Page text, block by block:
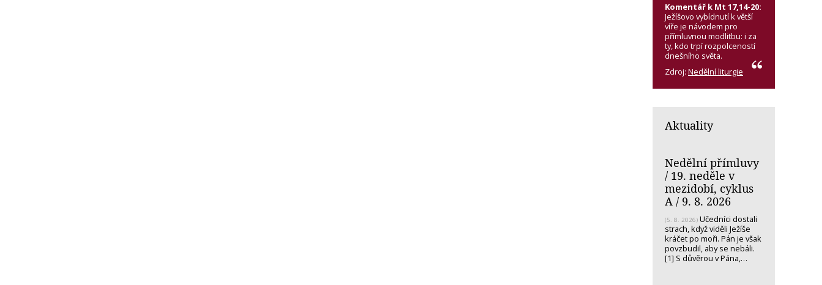
Komentář k Mt 17,14-20:
Ježíšovo vybídnutí k větší
víře je návodem pro
přímluvnou modlitbu: i za
ty, kdo trpí rozpolceností
dnešního světa.
Zdroj: Nedělní liturgie
Aktuality
Nedělní přímluvy
/ 19. neděle v
mezidobí, cyklus
A / 9. 8. 2026
(5. 8. 2026) Učedníci dostali
strach, když viděli Ježíše
kráčet po moři. Pán je však
povzbudil, aby se nebáli.
[1] S důvěrou v Pána,…